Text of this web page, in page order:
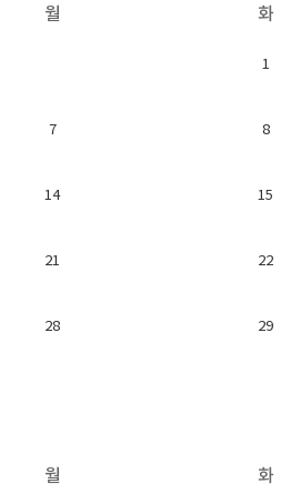
월 화
1
7 8
14 15
21 22
28 29
월 화